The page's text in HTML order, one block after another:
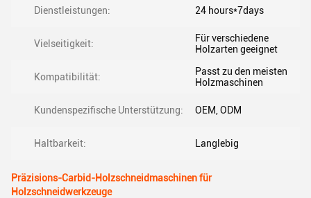
Dienstleistungen: 24 hours*7days
Vielseitigkeit:
Für verschiedene
Holzarten geeignet
Kompatibilität:
Passt zu den meisten
Holzmaschinen
Kundenspezifische Unterstützung: OEM, ODM
Haltbarkeit: Langlebig
Präzisions-Carbid-Holzschneidmaschinen für
Holzschneidwerkzeuge